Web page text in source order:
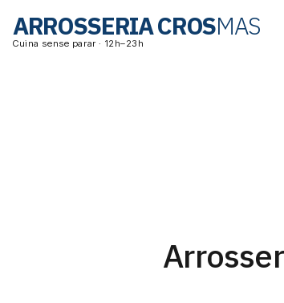
ARROSSERIA CROSMAS
Cuina sense parar · 12h–23h